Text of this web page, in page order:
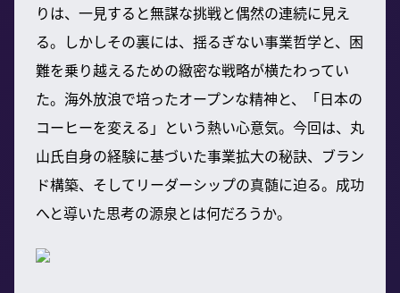
りは、一見すると無謀な挑戦と偶然の連続に見え
る。しかしその裏には、揺るぎない事業哲学と、困
難を乗り越えるための緻密な戦略が横たわってい
た。海外放浪で培ったオープンな精神と、「日本の
コーヒーを変える」という熱い心意気。今回は、丸
山氏自身の経験に基づいた事業拡大の秘訣、ブラン
ド構築、そしてリーダーシップの真髄に迫る。成功
へと導いた思考の源泉とは何だろうか。